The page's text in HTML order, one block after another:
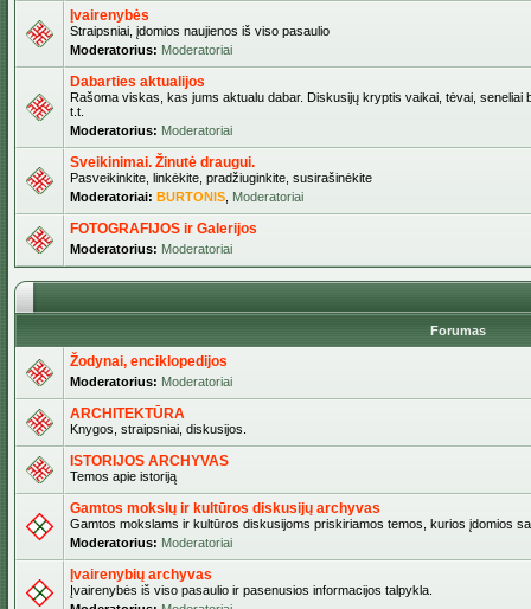
Įvairenybės
Straipsniai, įdomios naujienos iš viso pasaulio
Moderatorius: Moderatoriai
Dabarties aktualijos
Rašoma viskas, kas jums aktualu dabar. Diskusijų kryptis vaikai, tėvai, seneliai
t.t.
Moderatorius: Moderatoriai
Sveikinimai. Žinutė draugui.
Pasveikinkite, linkėkite, pradžiuginkite, susirašinėkite
Moderatoriai: BURTONIS Moderatoriai
FOTOGRAFIJOS ir Galerijos
Moderatorius: Moderatoriai
Forumas
Žodynai, enciklopedijos
Moderatorius: Moderatoriai
ARCHITEKTŪRA
Knygos, straipsniai, diskusijos.
ISTORIJOS ARCHYVAS
Temos apie istoriją
Gamtos mokslų ir kultūros diskusijų archyvas
Gamtos mokslams ir kultūros diskusijoms priskiriamos temos, kurios įdomios
Moderatorius: Moderatoriai
Įvairenybių archyvas
Įvairenybės iš viso pasaulio ir pasenusios informacijos talpykla.